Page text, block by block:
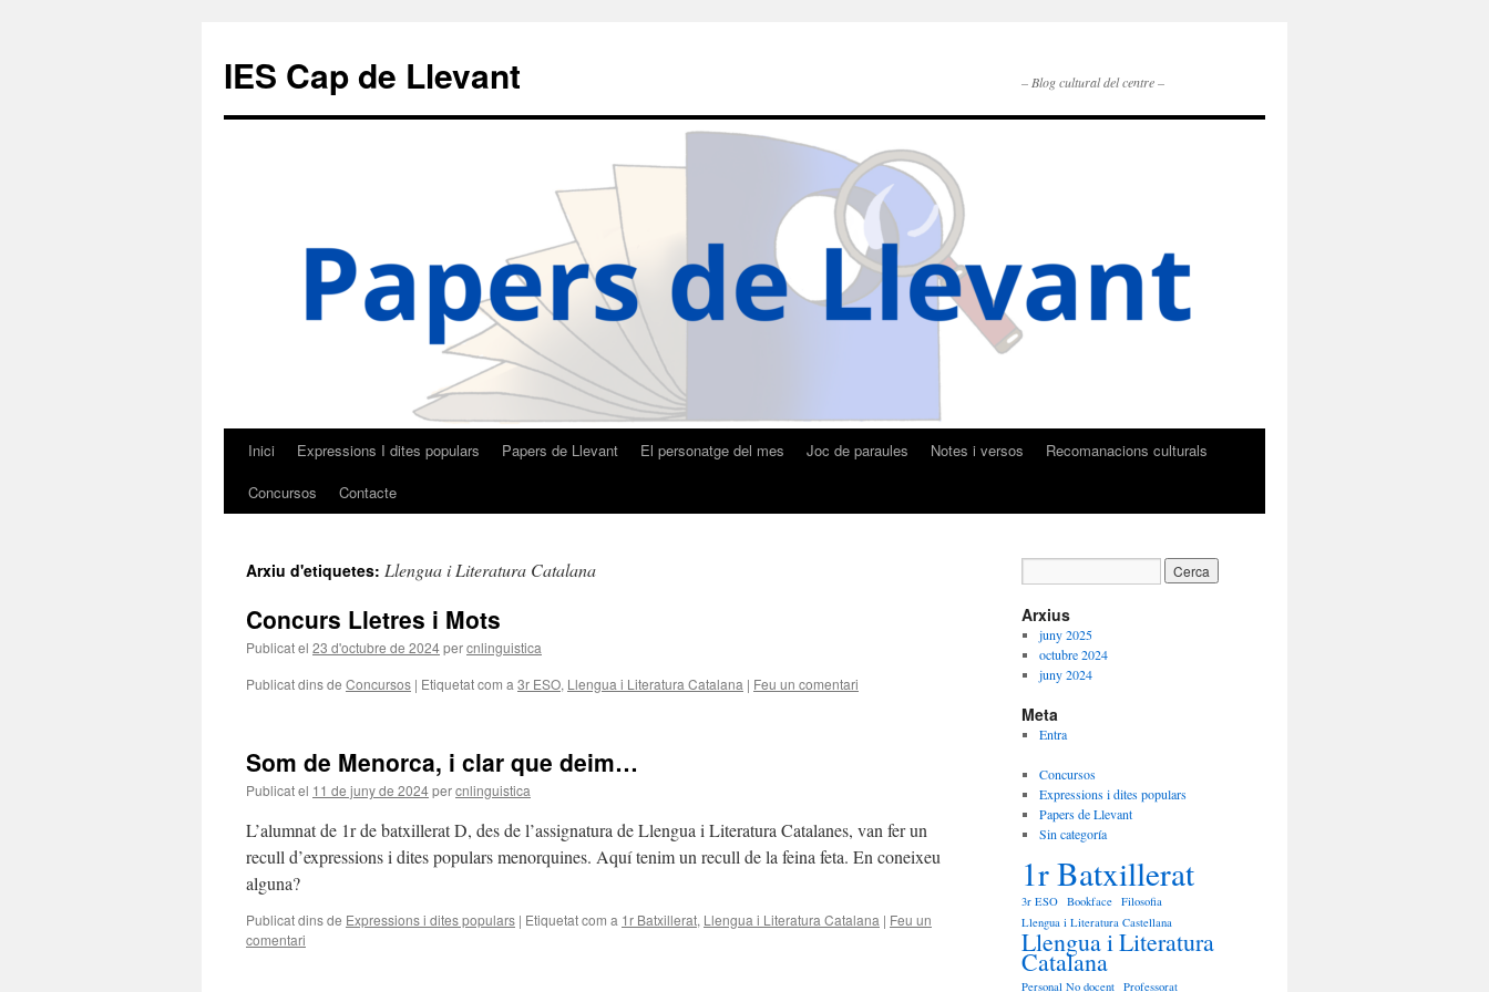
IES Cap de Llevant – Blog cultural del centre –
VésInici Expressions I dites populars Papers de Llevant El personatge del mes Joc de paraules Notes i versos
Recomanacions culturals
Concursos
Contacte
Arxiu d'etiquetes: Llengua i Literatura Catalana
Concurs Lletres i Mots
Publicat el 23 d'octubre de 2024percnlinguistica
Publicat dins de Concursos | Etiquetat com a 3r ESO, Llengua i Literatura Catalana | Feu un comentari
Som de Menorca, i clar que deim…
Publicat el 11 de juny de 2024percnlinguistica
L’alumnat de 1r de batxillerat D, des de l’assignatura de Llengua i Literatura Catalanes, van fer un
recull d’expressions i dites populars menorquines. Aquí tenim un recull de la feina feta. En coneixeu
alguna?
Publicat dins de Expressions i dites populars | Etiquetat com a 1r Batxillerat, Llengua i Literatura Catalana | Feu un
comentari
Arxius
juny 2025
octubre 2024
juny 2024
Meta
Entra
Concursos
Expressions i dites populars
Papers de Llevant
Sin categoría
1r Batxillerat
3r ESO Bookface Filosofia
Llengua i Literatura Castellana
Llengua i Literatura
Catalana
Personal No docent Professorat